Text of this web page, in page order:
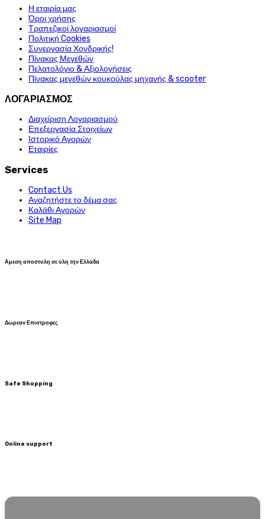
Η εταιρία μας
Όροι χρήσης
Τραπεζικοί λογαριασμοί
Πολιτική Cookies
Συνεργασία Χονδρικής!
Πίνακας Μεγεθών
Πελατολόγιο & Αξιολογήσεις
Πίνακας μεγεθών κουκούλας μηχανής & scooter
ΛΟΓΑΡΙΑΣΜΟΣ
Διαχείριση Λογαριασμού
Επεξεργασία Στοιχείων
Ιστορικό Αγορών
Εταιρίες
Services
Contact Us
Αναζητήστε το δέμα σας
Καλάθι Αγορών
Site Map
Αμεση αποστολη σε ολη την Ελλαδα
Δωρεαν Επιστροφες
Safe Shopping
Online support